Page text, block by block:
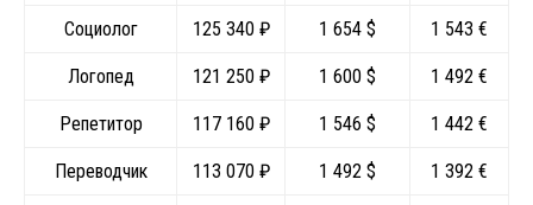
Социолог 125 340 ₽ 1 654 $ 1 543 €
Логопед 121 250 ₽ 1 600 $ 1 492 €
Репетитор 117 160 ₽ 1 546 $ 1 442 €
Переводчик 113 070 ₽ 1 492 $ 1 392 €